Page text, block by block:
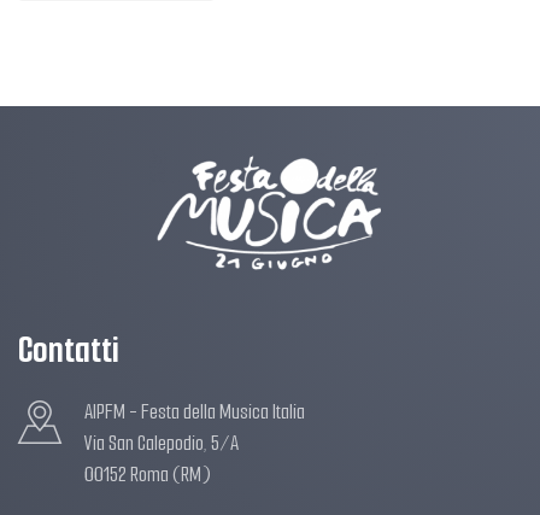
Contatti
AIPFM - Festa della Musica Italia
Via San Calepodio, 5/A
00152 Roma (RM)